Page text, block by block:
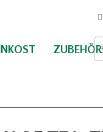
ZUBEHÖR